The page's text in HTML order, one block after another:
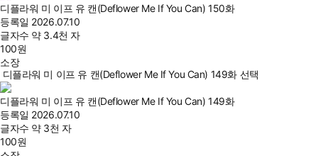
디플라워 미 이프 유 캔(Deflower Me If You Can) 150화
등록일 2026.07.10
글자수 약 3.4천 자
100원
소장
디플라워 미 이프 유 캔(Deflower Me If You Can) 149화 선택
디플라워 미 이프 유 캔(Deflower Me If You Can) 149화
등록일 2026.07.10
글자수 약 3천 자
100원